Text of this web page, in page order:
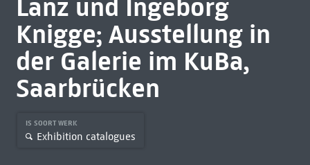
Lanz und Ingeborg
Knigge; Ausstellung in
der Galerie im KuBa,
Saarbrücken
IS SOORT WERK
Exhibition catalogues